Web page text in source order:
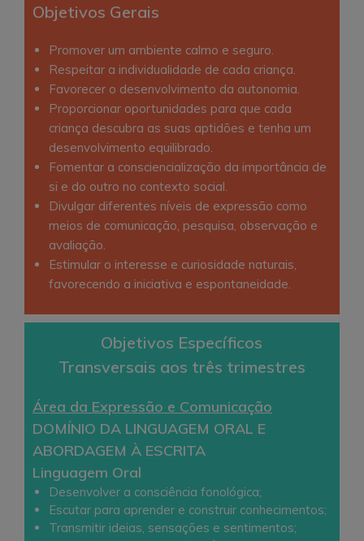
Objetivos Gerais
Promover um ambiente calmo e seguro.
Respeitar a individualidade de cada criança.
Favorecer o desenvolvimento da autonomia.
Proporcionar oportunidades para que cada
criança descubra as suas aptidões e tenha um
desenvolvimento equilibrado.
Fomentar a consciencialização da importância de
si e do outro no contexto social.
Divulgar diferentes níveis de expressão como
meios de comunicação, pesquisa, observação e
avaliação.
Estimular o interesse e curiosidade naturais,
favorecendo a iniciativa e espontaneidade.
Objetivos Específicos
Transversais aos três trimestres
Área da Expressão e Comunicação
DOMÍNIO DA LINGUAGEM ORAL E
ABORDAGEM À ESCRITA
Linguagem Oral
Desenvolver a consciência fonológica;
Escutar para aprender e construir conhecimentos;
Transmitir ideias, sensações e sentimentos;